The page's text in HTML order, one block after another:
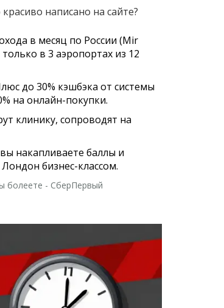
написано на сайте?
в месяц по России (Mir
в 3 аэропортах из 12
до 30% кэшбэка от системы
на онлайн-покупки.
клинику, сопроводят на
накапливаете баллы и
бизнес-классом.
болеете - СберПервый